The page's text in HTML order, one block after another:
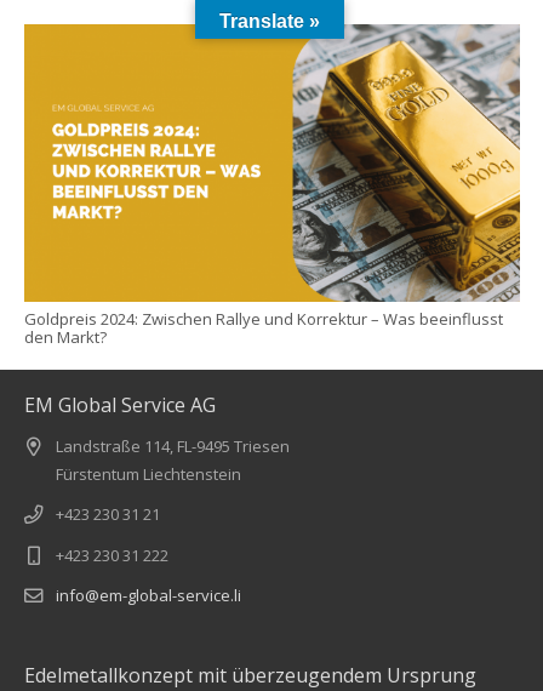
Goldpreis 2024: Zwischen Rallye und Korrektur – Was beeinflusst
den Markt?
EM Global Service AG
Landstraße 114, FL-9495 Triesen
Fürstentum Liechtenstein
+423 230 31 21
+423 230 31 222
info@em-global-service.li
Edelmetallkonzept mit überzeugendem Ursprung
Translate »